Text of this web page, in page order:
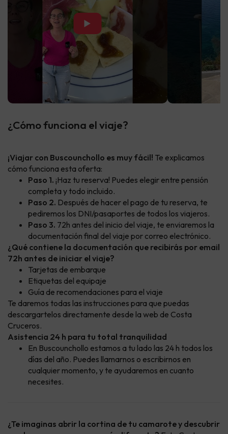
▶
¿Cómo funciona el viaje?
¡Viajar con Buscounchollo es muy fácil! Te explicamos
cómo funciona esta oferta:
Paso 1. ¡Haz tu reserva! Puedes elegir entre pensión
completa y todo incluido.
Paso 2. Después de hacer el pago de tu reserva, te
pediremos los DNI/pasaportes de todos los viajeros.
Paso 3. 72h antes del inicio del viaje, te enviaremos la
documentación final del viaje por correo electrónico.
¿Qué contiene la documentación que recibirás por email
72h antes de iniciar el viaje?
Tarjetas de embarque
Etiquetas del equipaje
Guía de recomendaciones para el viaje
Te daremos todas las instrucciones para que puedas
descargartelos directamente desde la web de Costa
Cruceros.
Asistencia 24 h para tu total tranquilidad
En Buscounchollo estamos a tu lado las 24 h todos los
días del año. Puedes llamarnos o escribirnos en
cualquier momento, y te ayudaremos en cuanto
necesites.
¿Te imaginas abrir la cortina de tu camarote y descubrir